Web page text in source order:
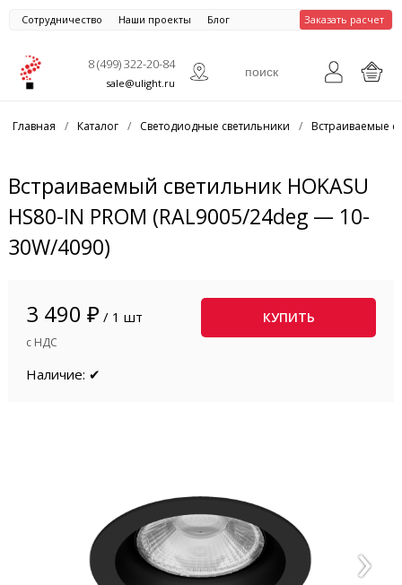
Сотрудничество Наши проекты Блог Заказать расчет
8 (499) 322-20-84
sale@ulight.ru
Главная / Каталог / Светодиодные светильники / Встраиваемые
Встраиваемый светильник HOKASU
HS80-IN PROM (RAL9005/24deg — 10-
30W/4090)
3 490 ₽ / 1 шт
с НДС
КУПИТЬ
Наличие: ✔